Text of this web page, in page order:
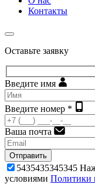
Контакты
Оставьте заявку
Введите имя
Введите номер *
Ваша почта
Отправить
5435435345345
условиями Политики